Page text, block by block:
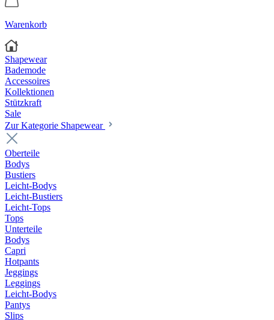
Warenkorb
Shapewear
Bademode
Accessoires
Kollektionen
Stützkraft
Sale
Zur Kategorie Shapewear
Oberteile
Bodys
Bustiers
Leicht-Bodys
Leicht-Bustiers
Leicht-Tops
Tops
Unterteile
Bodys
Capri
Hotpants
Jeggings
Leggings
Leicht-Bodys
Pantys
Slips